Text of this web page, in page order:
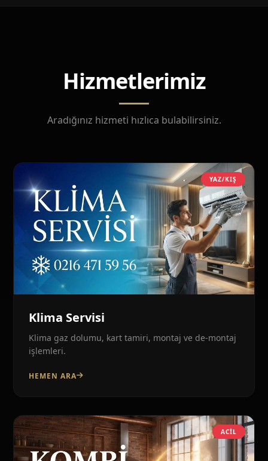
Hizmetlerimiz
Aradığınız hizmeti hızlıca bulabilirsiniz.
YAZ/KIŞ
Klima Servisi
Klima gaz dolumu, kart tamiri, montaj ve de-montaj
işlemleri.
HEMEN ARA
ACIL